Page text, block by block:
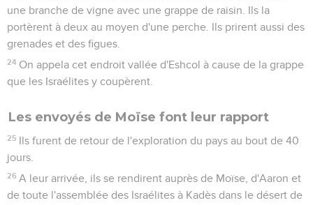
une branche de vigne avec une grappe de raisin. Ils la
portèrent à deux au moyen d'une perche. Ils prirent aussi des
grenades et des figues.
24 On appela cet endroit vallée d'Eshcol à cause de la grappe
que les Israélites y coupèrent.
Les envoyés de Moïse font leur rapport
25 Ils furent de retour de l'exploration du pays au bout de 40
jours.
26 A leur arrivée, ils se rendirent auprès de Moïse, d'Aaron et
de toute l'assemblée des Israélites à Kadès dans le désert de